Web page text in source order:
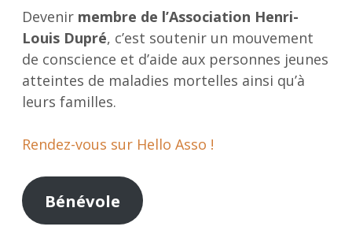
Devenir membre de l’Association Henri-
Louis Dupré, c’est soutenir un mouvement
de conscience et d’aide aux personnes jeunes
atteintes de maladies mortelles ainsi qu’à
leurs familles.
Rendez-vous sur Hello Asso !
Bénévole